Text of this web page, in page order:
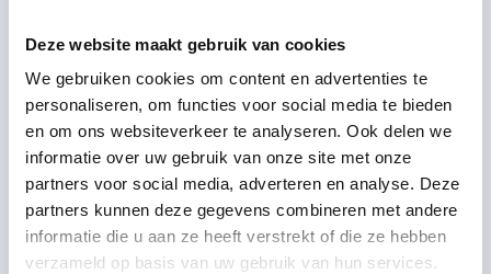
Deze website maakt gebruik van cookies
We gebruiken cookies om content en advertenties te
personaliseren, om functies voor social media te bieden
en om ons websiteverkeer te analyseren. Ook delen we
informatie over uw gebruik van onze site met onze
partners voor social media, adverteren en analyse. Deze
partners kunnen deze gegevens combineren met andere
informatie die u aan ze heeft verstrekt of die ze hebben
verzameld op basis van uw gebruik van hun services.
is eengratisadvocaat.
Nog vragen?
Heb je nogvragen over jouw rechten
of wil je gewoonmeer weten over
jeugdhulp? Check dan deze pdf: